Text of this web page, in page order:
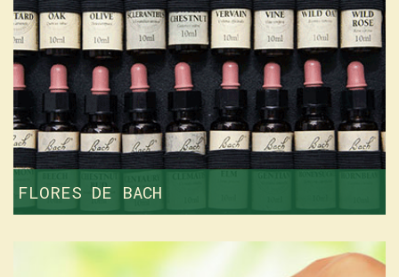
FLORES DE BACH